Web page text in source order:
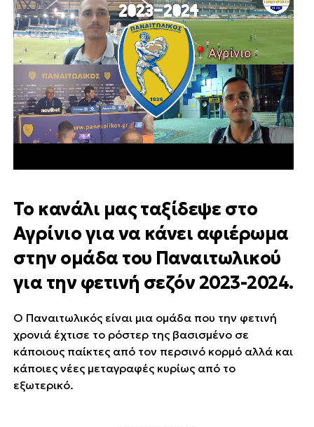
Το κανάλι μας ταξίδεψε στο
Αγρίνιο για να κάνει αφιέρωμα
στην ομάδα του Παναιτωλικού
για την φετινή σεζόν 2023-2024.
Ο Παναιτωλικός είναι μια ομάδα που την φετινή
χρονιά έχτισε το ρόστερ της βασισμένο σε
κάποιους παίκτες από τον περσινό κορμό αλλά και
κάποιες νέες μεταγραφές κυρίως από το
εξωτερικό.